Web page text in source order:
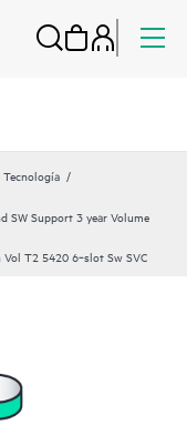
SW Support 3 year Volume
T2 5420 6‑slot Sw SVC